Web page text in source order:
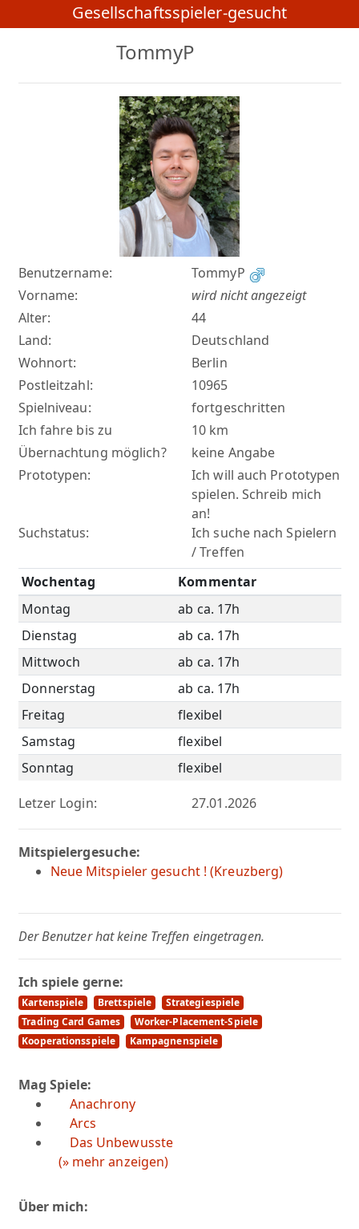
Gesellschaftsspieler-gesucht
TommyP
Benutzername:
TommyP
Vorname:
wird nicht angezeigt
Alter:
44
Land:
Deutschland
Wohnort:
Berlin
Postleitzahl:
10965
Spielniveau:
fortgeschritten
Ich fahre bis zu
10 km
Übernachtung möglich?
keine Angabe
Prototypen:
Ich will auch Prototypen
spielen. Schreib mich
an!
Suchstatus:
Ich suche nach Spielern
/ Treffen
Wochentag
Kommentar
Montag
ab ca. 17h
Dienstag
ab ca. 17h
Mittwoch
ab ca. 17h
Donnerstag
ab ca. 17h
Freitag
flexibel
Samstag
flexibel
Sonntag
flexibel
Letzer Login:
27.01.2026
Mitspielergesuche:
Neue Mitspieler gesucht ! (Kreuzberg)
Der Benutzer hat keine Treffen eingetragen.
Ich spiele gerne:
Kartenspiele Brettspiele
Strategiespiele
Trading Card Games
Worker-Placement-Spiele
Kooperationsspiele
Kampagnenspiele
Mag Spiele:
Anachrony
Arcs
Das Unbewusste
(» mehr anzeigen)
Über mich: